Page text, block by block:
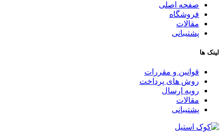
صفحه اصلی
فروشگاه
مقالات
پشتیبانی
لینک ها
قوانین و مقررات
روش های پرداخت
رویه ارسال
مقالات
پشتیبانی